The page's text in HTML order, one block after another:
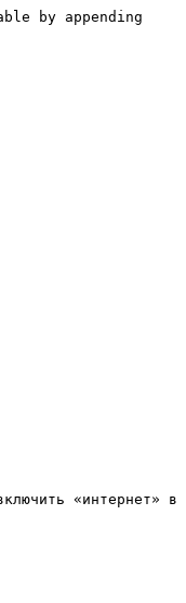
by appending
«интернет» в